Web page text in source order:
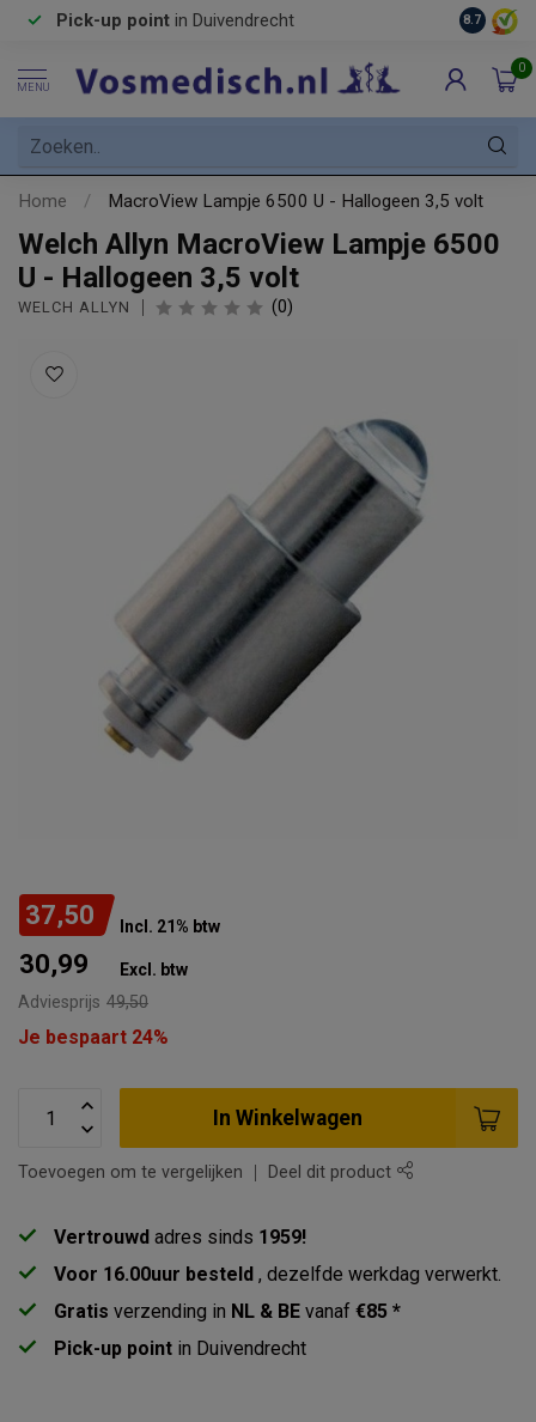
Pick-up point in Duivendrecht 8.7
MENU
0
Home / MacroView Lampje 6500 U - Hallogeen 3,5 volt
Welch Allyn MacroView Lampje 6500
U - Hallogeen 3,5 volt
WELCH ALLYN (0)
37,50 Incl. 21% btw
30,99 Excl. btw
Adviesprijs 49,50
Je bespaart 24%
In Winkelwagen
Toevoegen om te vergelijken Deel dit product
Vertrouwd adres sinds 1959!
Voor 16.00uur besteld , dezelfde werkdag verwerkt.
Gratis verzending in NL & BE vanaf €85 *
Pick-up point in Duivendrecht